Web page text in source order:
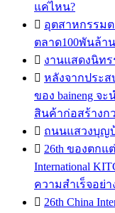
แค่ไหน?
 อุตสาหกรรม
ตลาด100พันล้าน
 งานแสดงนิทร
 หลังจากประส
ของ baineng จ
สินค้าก่อสร้างก
 ถนนแสวงบุญบ้
 26th ของตกแ
International
ความสำเร็จอย่
 26th China